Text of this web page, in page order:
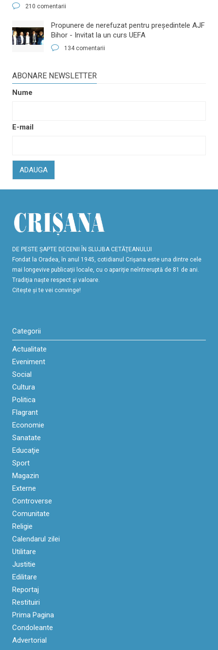
210 comentarii
​Propunere de nerefuzat pentru preşedintele AJF
Bihor - Invitat la un curs UEFA
134 comentarii
ABONARE NEWSLETTER
Nume
E-mail
ADAUGA
DE PESTE ŞAPTE DECENII ÎN SLUJBA CETĂŢEANULUI
Fondat la Oradea, în anul 1945, cotidianul Crişana este una dintre cele
mai longevive publicaţii locale, cu o apariţie neîntreruptă de 81 de ani.
Tradiţia naşte respect şi valoare.
Citeşte şi te vei convinge!
Categorii
Actualitate
Eveniment
Social
Cultura
Politica
Flagrant
Economie
Sanatate
Educaţie
Sport
Magazin
Externe
Controverse
Comunitate
Religie
Calendarul zilei
Utilitare
Justitie
Edilitare
Reportaj
Restituiri
Prima Pagina
Condoleante
Advertorial